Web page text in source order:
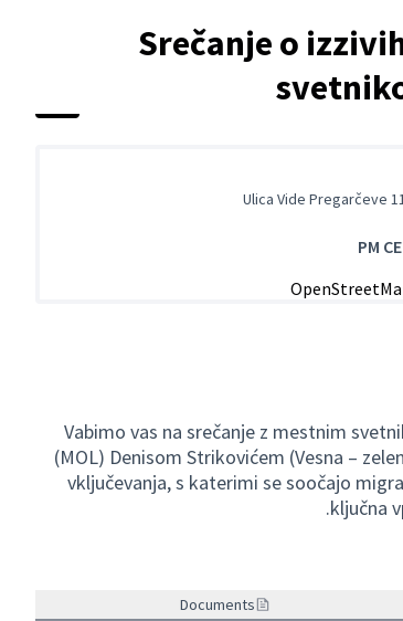
Srečanje o
Ulica Vide Pregarčeve
Vabimo vas na srečanje z mestnim
(MOL) Denisom Strikovićem (Vesna –
vključevanja, s katerimi se soočajo
ključna
Documents